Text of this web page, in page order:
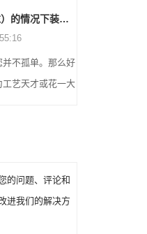
如何在不失去理智（或周末）的情况下装饰万圣节
孤单。那么好
天才或花一大
的问题、评论和
进我们的解决方